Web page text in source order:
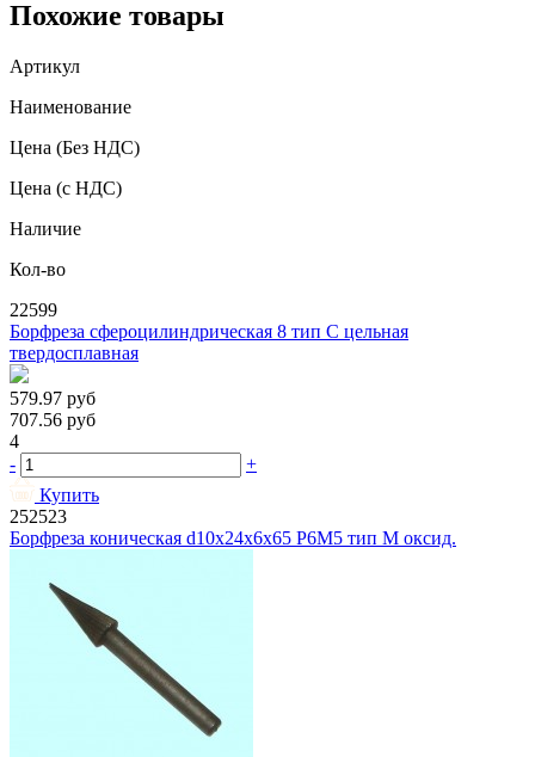
Похожие товары
Артикул
Наименование
Цена (Без НДС)
Цена (с НДС)
Наличие
Кол-во
22599
Борфреза сфероцилиндрическая 8 тип C цельная
твердосплавная
579.97 руб
707.56 руб
4
-
+
Купить
252523
Борфреза коническая d10х24х6х65 Р6М5 тип М оксид.